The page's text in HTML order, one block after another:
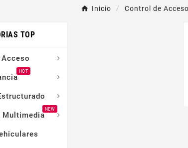
Inicio Control de Acceso
TOP

HOT


Multimedia
NEW
